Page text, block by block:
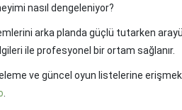
nasıl dengeleniyor?
arka planda güçlü tutarken
ile profesyonel bir ortam sağlanır.
ve güncel oyun listelerine